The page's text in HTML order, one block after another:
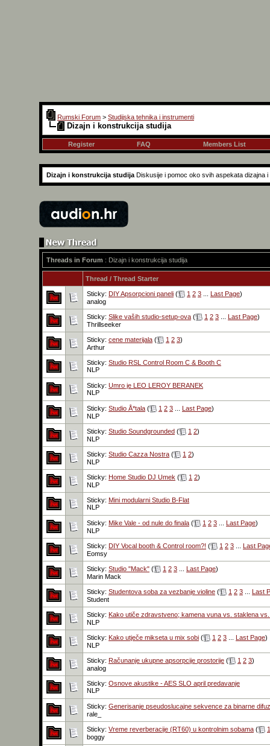
Rumski Forum > Studijska tehnika i instrumenti
Dizajn i konstrukcija studija
Register FAQ Members List
Dizajn i konstrukcija studija Diskusije i pomoc oko svih aspekata dizajna
Threads in Forum : Dizajn i konstrukcija studija
Thread / Thread Starter
Sticky: DIY Apsorpcioni paneli ( 1 2 3 Last Page)
analog
Sticky: Slike vaših studio-setup-ova ( 1 2 3 Last Page)
Thrillseeker
Sticky: cene materijala ( 1 2 3)
Arthur
Sticky: Studio RSL Control Room C & Booth C
NLP
Sticky: Umro je LEO LEROY BERANEK
NLP
Sticky: Studio Å*tala ( 1 2 3 Last Page)
NLP
Sticky: Studio Soundgrounded ( 1 2)
NLP
Sticky: Studio Cazza Nostra ( 1 2)
NLP
Sticky: Home Studio DJ Umek ( 1 2)
NLP
Sticky: Mini modularni Studio B-Flat
NLP
Sticky: Mike Vale - od nule do finala ( 1 2 3 Last Page)
NLP
Sticky: DIY Vocal booth & Control room?! ( 1 2 3
Last
Eomsy
Sticky: Studio "Mack" ( 1 2 3 Last Page)
Marin Mack
Sticky: Studentova soba za vezbanje violine ( 1 2 3
Last
Student
Sticky: Kako utiče zdravstveno; kamena vuna vs. staklena
NLP
Sticky: Kako utječe mikseta u mix sobi ( 1 2 3 Last Page)
NLP
Sticky: Računanje ukupne apsorpcije prostorije ( 1 2 3)
analog
Sticky: Osnove akustike - AES SLO april predavanje
NLP
Sticky: Generisanje pseudoslucajne sekvence za binarne
rale_
Sticky: Vreme reverberacije (RT60) u kontrolnim sobama (
1
boggy